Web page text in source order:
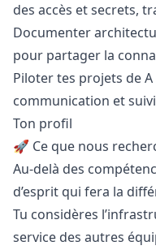
des accès et secrets,
Documenter
pour partager la
Piloter tes projets de
communication et
Ton profil
🚀 Ce que nous
Au-delà des
d’esprit qui fera la
Tu considères
service des autres